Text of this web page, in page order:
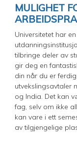
MULIGHET
Universitetet har
tilbringe deler av
gir deg en
din når du er
utvekslingsavtaler
og India. Det kan
fag, selv om ikke
kan vare i ett
av tilgjengelige